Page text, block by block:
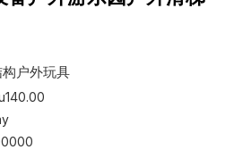
户外玩具